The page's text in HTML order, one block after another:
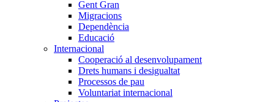
Gent Gran
Migracions
Dependència
Educació
Internacional
Cooperació al desenvolupament
Drets humans i desigualtat
Processos de pau
Voluntariat internacional